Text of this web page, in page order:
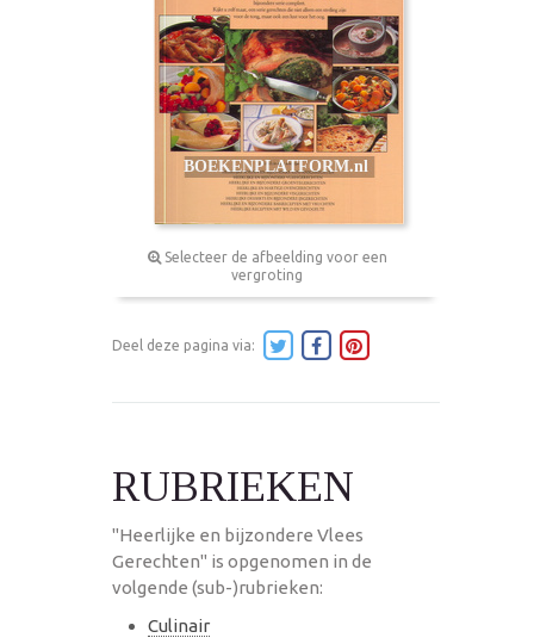
Selecteer de afbeelding voor een
vergroting
Deel deze pagina via:
RUBRIEKEN
"Heerlijke en bijzondere Vlees
Gerechten" is opgenomen in de
volgende (sub-)rubrieken:
Culinair